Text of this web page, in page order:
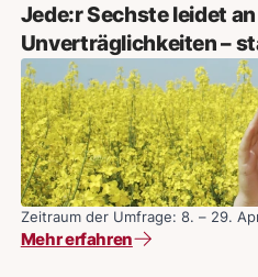
Jede:r Sechste leidet
Unverträglichkeiten –
2019 – Frauen häufiger
Zeitraum der Umfrage: 8. – 29.
Mehr erfahren